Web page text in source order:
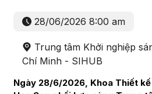
28/06/2026 8:00 am
Trung tâm Khởi nghiệp
Chí Minh - SIHUB
Ngày 28/6/2026, Khoa Thiết